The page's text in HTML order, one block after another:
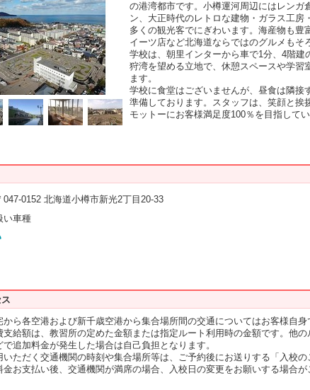
の港湾都市です。小樽運河周辺にはレンガ
ン、大正時代のレトロな建物・ガラス工房
多くの観光客でにぎわいます。海産物も豊
イーツ店など北海道ならではのグルメもそ
学校は、朝里インターから車で1分、4階
狩湾を望める立地で、休憩スペースや学習
ます。
学校に食堂はございませんが、昼食は隣接
準備しております。スタッフは、笑顔と挨
モットーにお客様満足度100％を目指してい
047-0152 北海道小樽市新光2丁目20-33
い車種
から各空港および新千歳空港から集合場所間の交通についてはお客様自身
支給額は、教習所の定めた金額または指定ルート利用時の金額です。他
で追加料金が発生した場合は自己負担となります。
いただく交通機関の時刻や集合場所等は、ご予約後にお送りする「入校の
金お支払い後、交通機関が満席の場合、入校日の変更をお願いする場合